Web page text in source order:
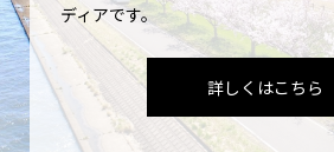
ディアです。
詳しくはこちら